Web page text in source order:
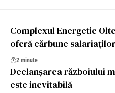
Complexul Energetic
oferă cărbune
2 minute
Declanșarea războiului
este inevitabilă